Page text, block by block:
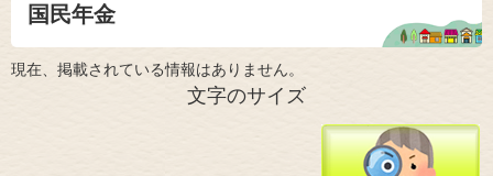
国民年金
現在、掲載されている情報はありません。
文字のサイズ